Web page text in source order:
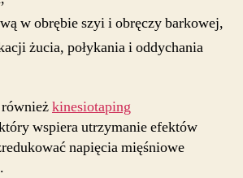
w obrębie szyi i obręczy barkowej,
żucia, połykania i oddychania
równieżkinesiotaping
wspiera utrzymanie efektów
napięcia mięśniowe